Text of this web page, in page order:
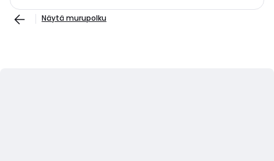
Näytä murupolku